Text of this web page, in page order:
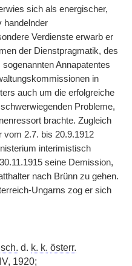
sich als energischer,
handelnder
Verdienste erwarb er
der Dienstpragmatik, des
Annapatentes
in
auch um die erfolgreiche
Probleme,
brachte. Zugleich
vom 2.7. bis 20.9.1912
interimistisch
seine Demission,
nach Brünn zu gehen.
Ungarns zog er sich
d. k. k. österr.
1920;